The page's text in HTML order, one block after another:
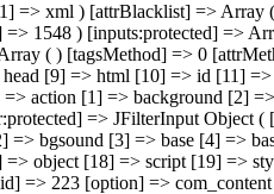
xml ) [attrBlacklist] => Array
1548 ) [inputs:protected] =>
( ) [tagsMethod] => 0
[9] => html [10] => id [11]
action [1] => background [2]
=> JFilterInput
bgsound [3] => base [4] =>
object [18] => script [19] =>
=> 223 [option] =>